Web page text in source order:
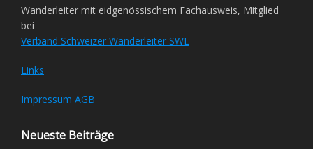
Wanderleiter mit eidgenössischem Fachausweis, Mitglied
bei
Verband Schweizer Wanderleiter SWL
Links
Impressum AGB
Neueste Beiträge